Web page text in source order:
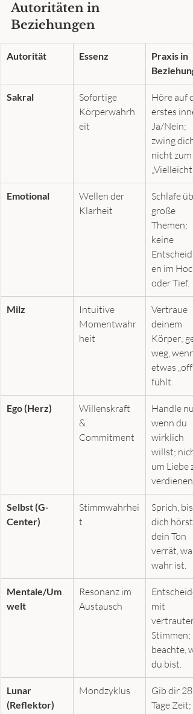
Autoritäten in
Beziehungen
Autorität Essenz
Praxis in
Beziehung
Sakral
Sofortige
Körperwahrh
eit
Höre auf
erstes
Ja/Nein;
zwing dich
nicht zum
„Vielleicht“.
Emotional
Wellen der
Klarheit
Schlafe
große
Themen;
keine
en im Hoch
oder Tief.
Milz
Intuitive
Momentwahr
heit
Vertraue
deinem
Körper;
weg, wenn
etwas „off“
fühlt.
Ego (Herz)
Willenskraft
&
Commitment
Handle
wenn du
wirklich
willst;
um Liebe
verdienen.
Selbst (G-
Center)
Stimmwahrhei
t
Sprich, bis
dich hörst
dein Ton
verrät, was
wahr ist.
Mentale/Um
welt
Resonanz im
Austausch
Entscheide
mit
vertrauten
Stimmen;
beachte,
du bist.
Lunar
(Reflektor)
Mondzyklus
Gib dir 28
Tage Zeit;